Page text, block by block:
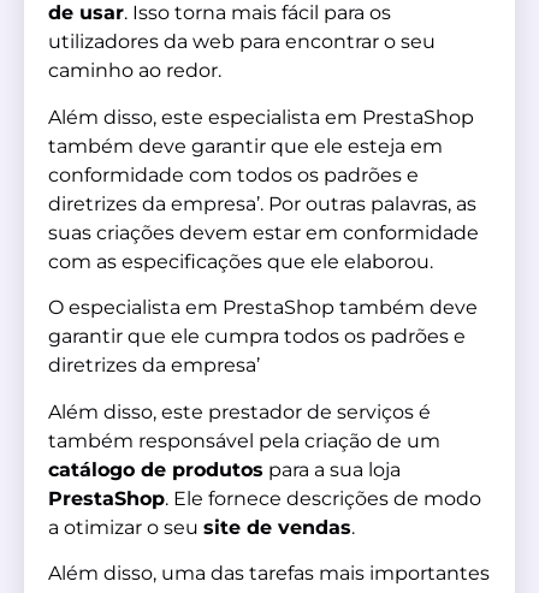
de usar. Isso torna mais fácil para os
utilizadores da web para encontrar o seu
caminho ao redor.
Além disso, este especialista em PrestaShop
também deve garantir que ele esteja em
conformidade com todos os padrões e
diretrizes da empresa’. Por outras palavras, as
suas criações devem estar em conformidade
com as especificações que ele elaborou.
O especialista em PrestaShop também deve
garantir que ele cumpra todos os padrões e
diretrizes da empresa’
Além disso, este prestador de serviços é
também responsável pela criação de um
catálogo de produtos para a sua loja
PrestaShop. Ele fornece descrições de modo
a otimizar o seu site de vendas.
Além disso, uma das tarefas mais importantes